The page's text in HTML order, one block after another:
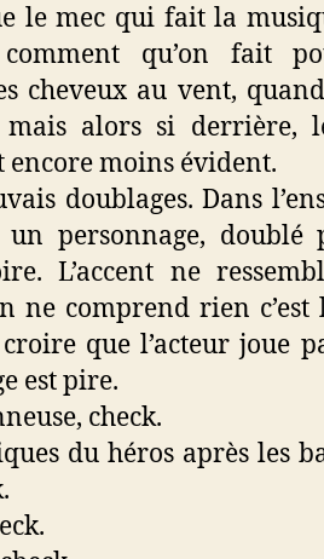
le mec qui fait la
qu’on fait
cheveux au vent,
alors si derrière,
encore moins évident.
doublages. Dans
personnage,
L’accent ne
ne comprend rien c’est
que l’acteur joue
est pire.
check.
du héros après les